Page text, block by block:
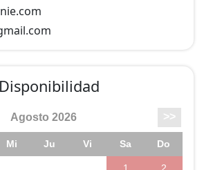
Disponibilidad